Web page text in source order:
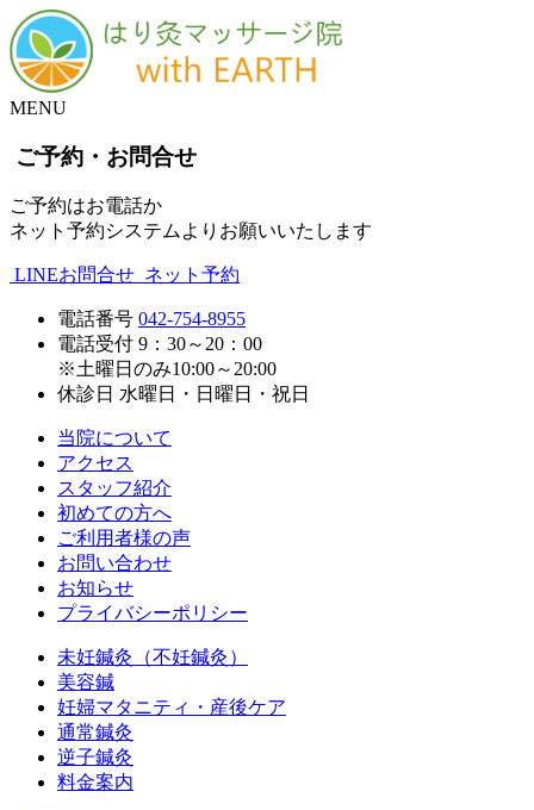
MENU
ご予約・お問合せ
ご予約はお電話か
ネット予約システムよりお願いいたします
LINEお問合せ ネット予約
電話番号 042-754-8955
電話受付 9：30～20：00
※土曜日のみ10:00～20:00
休診日 水曜日・日曜日・祝日
当院について
アクセス
スタッフ紹介
初めての方へ
ご利用者様の声
お問い合わせ
お知らせ
プライバシーポリシー
未妊鍼灸（不妊鍼灸）
美容鍼
妊婦マタニティ・産後ケア
通常鍼灸
逆子鍼灸
料金案内